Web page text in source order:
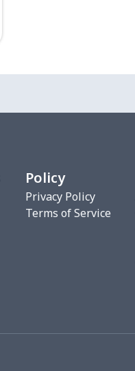
Policy
Privacy Policy
Terms of Service